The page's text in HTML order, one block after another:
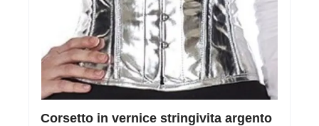
Corsetto in vernice stringivita argento